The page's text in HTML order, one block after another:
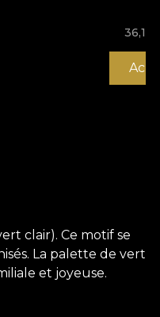
36,18
clair). Ce motif se
La palette de vert
et joyeuse.